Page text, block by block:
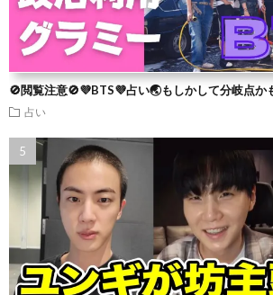
🚫閲覧注意🚫💜BTS💜占い🌏もしかして分岐点か
占い